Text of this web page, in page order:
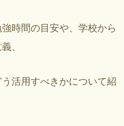
時間の目安や、学校から
、
活用すべきかについて紹